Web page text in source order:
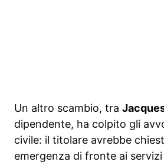
Un altro scambio, tra
dipendente, ha colpito gli
civile: il titolare avrebbe
emergenza di fronte ai